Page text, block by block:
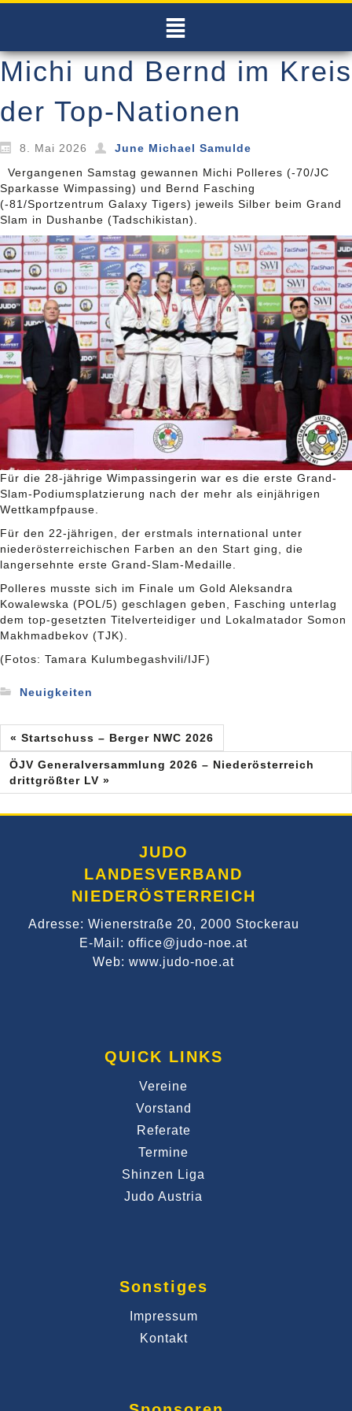
Michi und Bernd im Kreis
der Top-Nationen
8. Mai 2026
June Michael Samulde
Vergangenen Samstag gewannen Michi Polleres (-70/JC
Sparkasse Wimpassing) und Bernd Fasching
(-81/Sportzentrum Galaxy Tigers) jeweils Silber beim Grand
Slam in Dushanbe (Tadschikistan).
Für die 28-jährige Wimpassingerin war es die erste Grand-
Slam-Podiumsplatzierung nach der mehr als einjährigen
Wettkampfpause.
Für den 22-jährigen, der erstmals international unter
niederösterreichischen Farben an den Start ging, die
langersehnte erste Grand-Slam-Medaille.
Polleres musste sich im Finale um Gold Aleksandra
Kowalewska (POL/5) geschlagen geben, Fasching unterlag
dem top-gesetzten Titelverteidiger und Lokalmatador Somon
Makhmadbekov (TJK).
(Fotos: Tamara Kulumbegashvili/IJF)
Neuigkeiten
« Startschuss – Berger NWC 2026
ÖJV Generalversammlung 2026 – Niederösterreich
drittgrößter LV »
JUDO
LANDESVERBAND
NIEDERÖSTERREICH
Adresse: Wienerstraße 20, 2000 Stockerau
E-Mail: office@judo-noe.at
Web: www.judo-noe.at
QUICK LINKS
Vereine
Vorstand
Referate
Termine
Shinzen Liga
Judo Austria
Sonstiges
Impressum
Kontakt